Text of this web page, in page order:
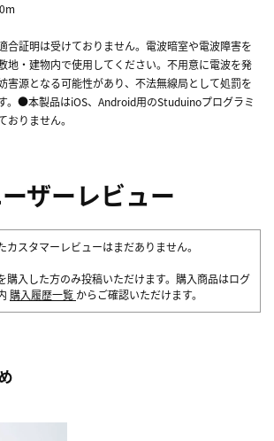
証明は受けておりません。電波暗室や電波障害を
地・建物内で使用してください。不用意に電波を発
害源となる可能性があり、不法無線局として処罰を
。●本製品はiOS、Android用のStuduinoプログラミ
おりません。
ザーレビュー
カスタマーレビューはまだありません。
購入した方のみ投稿いただけます。購入商品はログ
購入履歴一覧 からご確認いただけます。